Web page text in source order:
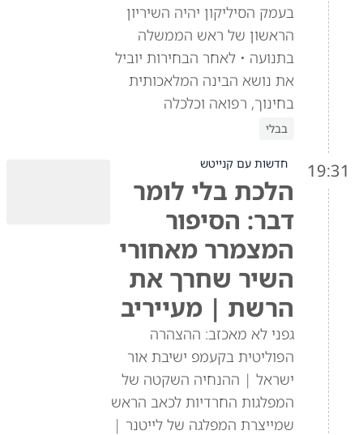
בעמק הסיליקון יהיה השיריון
הראשון של ראש הממשלה
בתנועה • לאחר הבחירות יוביל
את נושא הבינה המלאכותית
בחינוך, רפואה וכלכלה
בבלי
19:31 חדשות עם קנייטש
הלכת בלי לומר
דבר: הסיפור
המצמרר מאחורי
השיר שחרך את
הרשת | מעייריב
גפני לא מאכזב: ההצהרה
הפוליטית בקעמפ ישיבת אור
ישראל | ההנחיה השקטה של
המפלגות החרדיות לכאב הראש
שמייצרת המפלגה של לייטנר |